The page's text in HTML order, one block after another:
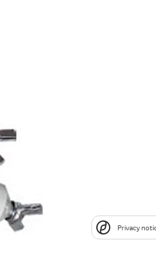
Privacy